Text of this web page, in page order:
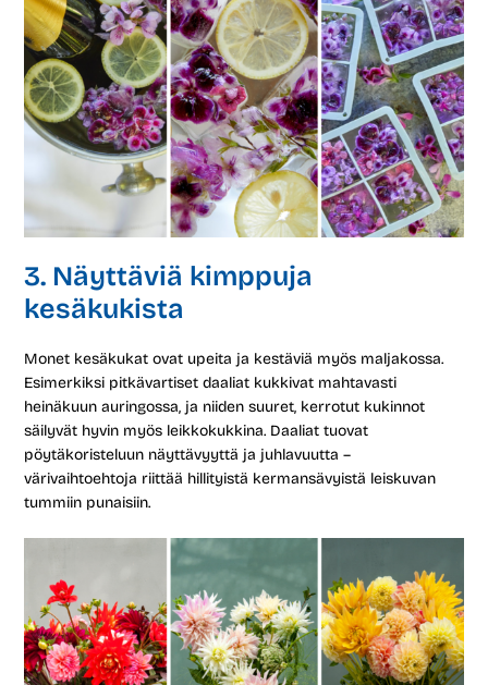
3. Näyttäviä kimppuja
kesäkukista
Monet kesäkukat ovat upeita ja kestäviä myös maljakossa.
Esimerkiksi pitkävartiset daaliat kukkivat mahtavasti
heinäkuun auringossa, ja niiden suuret, kerrotut kukinnot
säilyvät hyvin myös leikkokukkina. Daaliat tuovat
pöytäkoristeluun näyttävyyttä ja juhlavuutta –
värivaihtoehtoja riittää hillityistä kermansävyistä leiskuvan
tummiin punaisiin.